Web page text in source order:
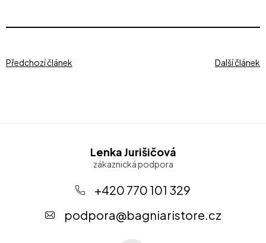
Předchozí článek Další článek
Lenka Jurišičová
+420 770 101 329
podpora@bagniaristore.cz